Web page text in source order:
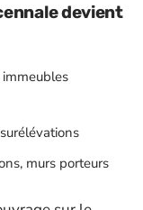
devient
murs porteurs